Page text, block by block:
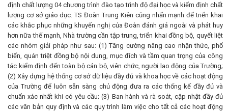
định chất lượng 04 chương trình đào tạo trình độ đại học và kiểm định chất
lượng cơ sở giáo dục. TS Đoàn Trung Kiên cũng nhấn mạnh để triển khai
các khắc phục những khuyến nghị của Đoàn đánh giá ngoài và phát huy
hơn nữa thế mạnh, Nhà trường cần tập trung, triển khai đồng bộ, quyết liệt
các nhóm giải pháp như sau: (1) Tăng cường nâng cao nhận thức, phổ
biến, quán triệt đồng bộ nội dung, mục đích và tầm quan trọng của công
tác kiểm định đến toàn bộ cán bộ, viên chức, người lao động của Trường;
(2) Xây dựng hệ thống cơ sở dữ liệu đầy đủ và khoa học về các hoạt động
của Trường để luôn sẵn sàng chủ động đưa ra các thống kế đầy đủ và
chuẩn xác nhất khi có yêu cầu; (3) Ban hành và rà soát, cập nhật đầy đủ
các văn bản quy định và các quy trình làm việc cho tất cả các hoạt động